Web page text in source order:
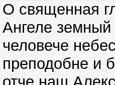
О священная
Ангеле земный
человече
преподобне и